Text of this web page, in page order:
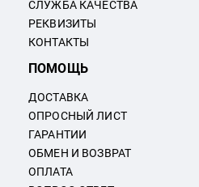
СЛУЖБА КАЧЕСТВА
РЕКВИЗИТЫ
КОНТАКТЫ
ПОМОЩЬ
ДОСТАВКА
ОПРОСНЫЙ ЛИСТ
ГАРАНТИИ
ОБМЕН И ВОЗВРАТ
ОПЛАТА